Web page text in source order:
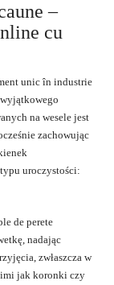
–
cu
unic în industrie
na wesele jest
zachowując
uroczystości:
de perete
nadając
zwłaszcza w
jak koronki czy